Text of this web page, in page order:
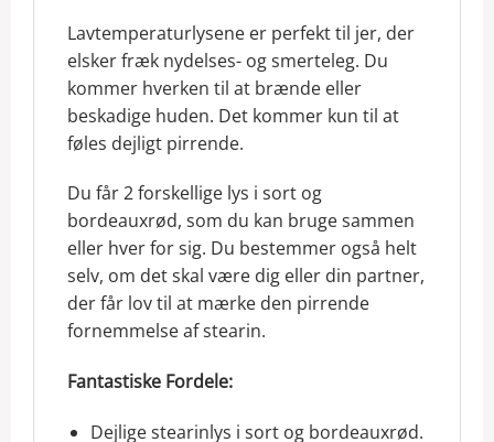
Lavtemperaturlysene er perfekt til jer, der
elsker fræk nydelses- og smerteleg. Du
kommer hverken til at brænde eller
beskadige huden. Det kommer kun til at
føles dejligt pirrende.
Du får 2 forskellige lys i sort og
bordeauxrød, som du kan bruge sammen
eller hver for sig. Du bestemmer også helt
selv, om det skal være dig eller din partner,
der får lov til at mærke den pirrende
fornemmelse af stearin.
Fantastiske Fordele:
Dejlige stearinlys i sort og bordeauxrød.